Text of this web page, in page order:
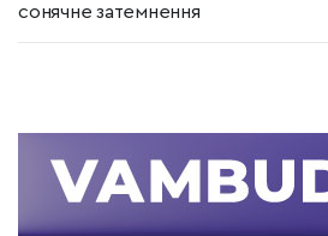
сонячне затемнення